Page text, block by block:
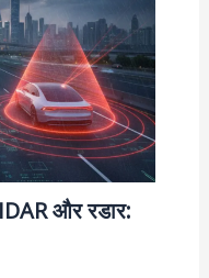
और रडार: